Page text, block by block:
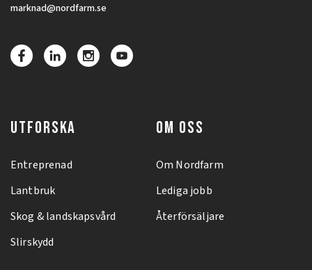
marknad@nordfarm.se
UTFORSKA
Entreprenad
Lantbruk
Skog & landskapsvård
Slirskydd
OM OSS
Om Nordfarm
Lediga jobb
Återförsäljare